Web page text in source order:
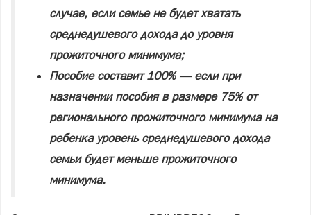
случае, если семье не будет хватать
среднедушевого дохода до уровня
прожиточного минимума;
Пособие составит 100% — если при
назначении пособия в размере 75% от
регионального прожиточного минимума на
ребенка уровень среднедушевого дохода
семьи будет меньше прожиточного
минимума.